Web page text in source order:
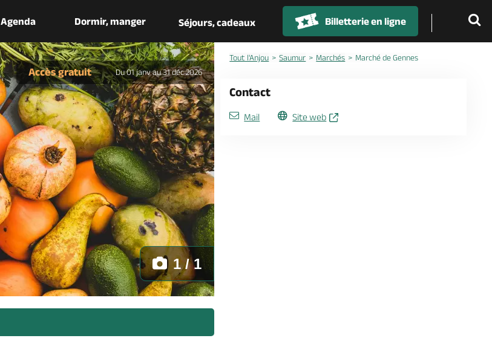
Agenda Dormir, manger Séjours, cadeaux Billetterie en ligne
1 / 1
Accès gratuit Du 01 janv au 31 déc 2026
Tout l'Anjou Saumur Marchés Marché de Gennes
Contact
Mail Site web